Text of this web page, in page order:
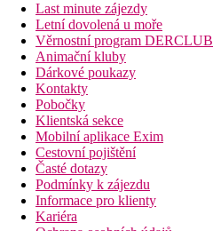
Last minute zájezdy
Letní dovolená u moře
Věrnostní program DERCLUB
Animační kluby
Dárkové poukazy
Kontakty
Pobočky
Klientská sekce
Mobilní aplikace Exim
Cestovní pojištění
Časté dotazy
Podmínky k zájezdu
Informace pro klienty
Kariéra